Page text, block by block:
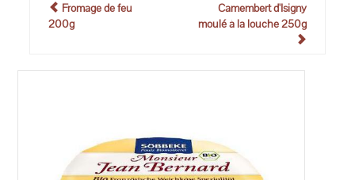
Fromage de feu
200g
Camembert d'Isigny
moulé à la louche 250g